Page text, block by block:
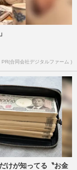
PR(合同会社デジタルファーム )
だけが知ってる〝お金